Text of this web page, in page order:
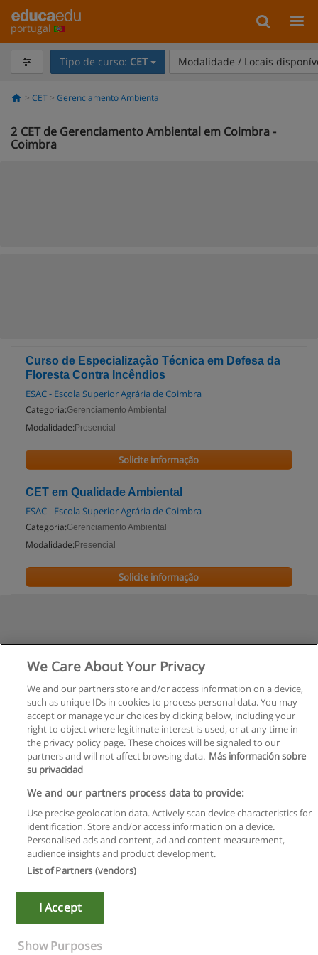
portugal
Tipo de curso: CET Modalidade / Locais
CET Gerenciamento Ambiental
2 CET de Gerenciamento Ambiental em Coimbra -
Coimbra
Curso de Especialização Técnica em Defesa da
Floresta Contra Incêndios
ESAC - Escola Superior Agrária de Coimbra
Categoria:Gerenciamento Ambiental
Modalidade: Presencial
Solicite informação
CET em Qualidade Ambiental
ESAC - Escola Superior Agrária de Coimbra
Categoria:Gerenciamento Ambiental
Modalidade: Presencial
Solicite informação
Regras de uso
Privacidade de dados
Copyright © Educaedu Business S.L. - CIF : B-95610580: -
We Care About Your Privacy
We and our partners store and/or access information on a device,
such as unique IDs in cookies to process personal data. You may
accept or manage your choices by clicking below, including your
right to object where legitimate interest is used, or at any time in
the privacy policy page. These choices will be signaled to our
partners and will not affect browsing data. Más información sobre
su privacidad
We and our partners process data to provide:
Use precise geolocation data. Actively scan device characteristics for
identification. Store and/or access information on a device.
Personalised ads and content, ad and content measurement,
audience insights and product development.
List of Partners (vendors)
I Accept
Show Purposes